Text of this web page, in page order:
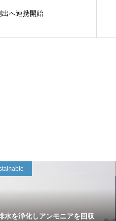
へ連携開始
水を浄化しアンモニアを回収